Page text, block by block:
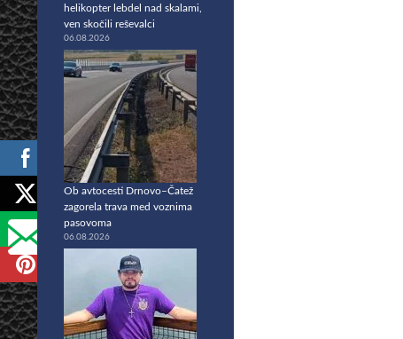
helikopter lebdel nad skalami,
ven skočili reševalci
06.08.2026
Ob avtocesti Drnovo–Čatež
zagorela trava med voznima
pasovoma
06.08.2026